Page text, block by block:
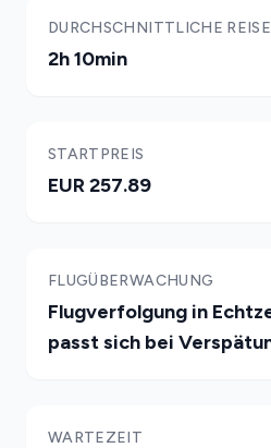
DURCHSCHNITTLICHE
2h 10min
STARTPREIS
EUR 257.89
FLUGÜBERWACHUNG
Flugverfolgung in
passt sich bei
WARTEZEIT